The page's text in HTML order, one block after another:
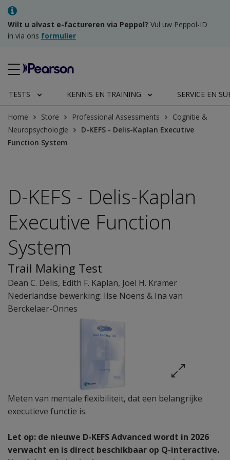
Wilt u alvast e-factureren via Peppol? Vul uw Peppol-ID
in via ons formulier
TESTS KENNIS EN TRAINING SERVICE EN
Home Store Professional Assessments
Cognitie &
Neuropsychologie
D-KEFS - Delis-Kaplan Executive
Function System
Meten van mentale flexibiliteit, dat een belangrijke
executieve functie is.
Let op: de nieuwe D-KEFS Advanced wordt in 2026
verwacht en is direct beschikbaar op Q-interactive.
D-KEFS - Delis-Kaplan
Executive Function
System
Trail Making Test
Dean C. Delis, Edith F. Kaplan, Joel H. Kramer
Nederlandse bewerking: Ilse Noens & Ina van
Berckelaer-Onnes